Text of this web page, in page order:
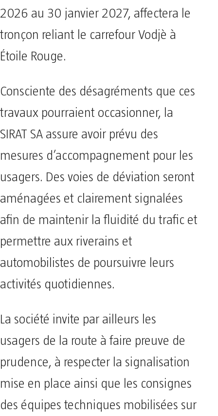
2026 au 30 janvier 2027, affectera le
tronçon reliant le carrefour Vodjè à
Étoile Rouge.
Consciente des désagréments que ces
travaux pourraient occasionner, la
SIRAT SA assure avoir prévu des
mesures d’accompagnement pour les
usagers. Des voies de déviation seront
aménagées et clairement signalées
afin de maintenir la fluidité du trafic et
permettre aux riverains et
automobilistes de poursuivre leurs
activités quotidiennes.
La société invite par ailleurs les
usagers de la route à faire preuve de
prudence, à respecter la signalisation
mise en place ainsi que les consignes
des équipes techniques mobilisées sur